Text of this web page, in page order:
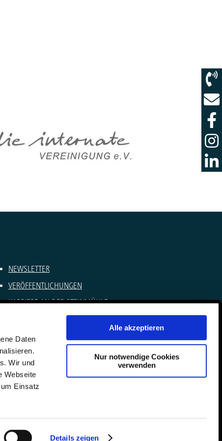
Daten
Wir und
Webseite
Einsatz
Details zeigen
Alle akzeptieren
Nur notwendige Cookies
verwenden
NEWSLETTER
VERÖFFENTLICHUNGEN
KARRIERE AN DER STEINMÜHLE
IMPRESSUM
DATENSCHUTZ
KONTAKT